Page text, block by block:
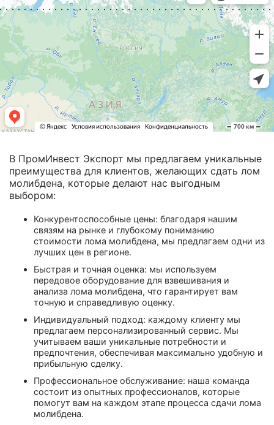
В ПромИнвест Экспорт мы предлагаем уникальные
преимущества для клиентов, желающих сдать лом
молибдена, которые делают нас выгодным
выбором:
Конкурентоспособные цены: благодаря нашим
связям на рынке и глубокому пониманию
стоимости лома молибдена, мы предлагаем одни из
лучших цен в регионе.
Быстрая и точная оценка: мы используем
передовое оборудование для взвешивания и
анализа лома молибдена, что гарантирует вам
точную и справедливую оценку.
Индивидуальный подход: каждому клиенту мы
предлагаем персонализированный сервис. Мы
учитываем ваши уникальные потребности и
предпочтения, обеспечивая максимально удобную и
прибыльную сделку.
Профессиональное обслуживание: наша команда
состоит из опытных профессионалов, которые
помогут вам на каждом этапе процесса сдачи лома
молибдена.